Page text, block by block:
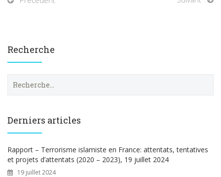
Recherche
e
h
e
r
Derniers articles
Rapport – Terrorisme islamiste en France: attentats, tentatives
et projets d’attentats (2020 – 2023), 19 juillet 2024
19 juillet 2024